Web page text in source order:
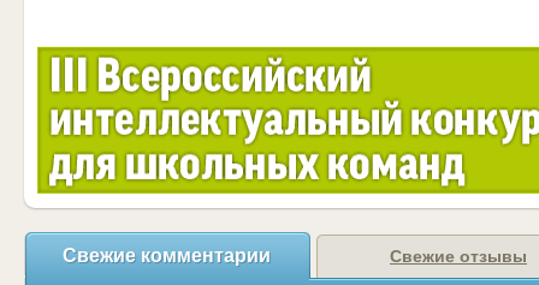
Свежие комментарии Свежие отзывы